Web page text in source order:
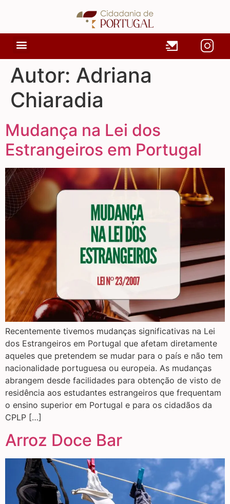
Autor: Adriana
Chiaradia
Mudança na Lei dos
Estrangeiros em Portugal
Recentemente tivemos mudanças significativas na Lei
dos Estrangeiros em Portugal que afetam diretamente
aqueles que pretendem se mudar para o país e não tem
nacionalidade portuguesa ou europeia. As mudanças
abrangem desde facilidades para obtenção de visto de
residência aos estudantes estrangeiros que frequentam
o ensino superior em Portugal e para os cidadãos da
CPLP […]
Arroz Doce Bar